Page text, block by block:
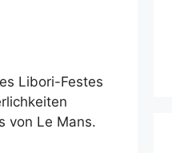
Libori-Festes
von Le Mans.